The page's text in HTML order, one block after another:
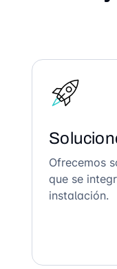
Ofrecemos
que se
instalación.